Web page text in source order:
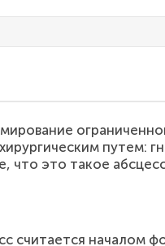
путем:
что это такое
считается началом